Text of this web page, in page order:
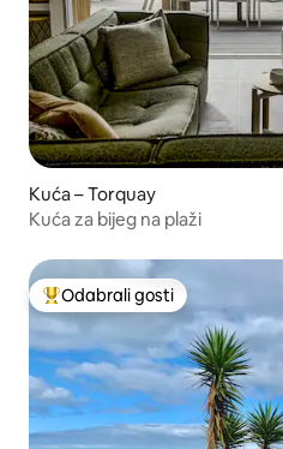
Kuća – Torquay
Kuća za bijeg na plaži
Među najviše rangiranima s
Odabrali gosti